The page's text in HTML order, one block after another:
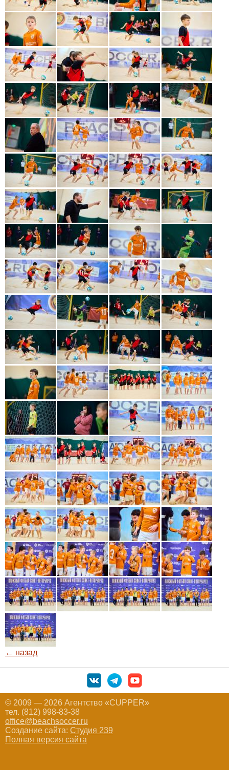
← назад
© 2009 — 2026 Агентство «CUPPER»
тел. (812) 998-83-38
office@beachsoccer.ru
Создание сайта: Студия 239
Полная версия сайта